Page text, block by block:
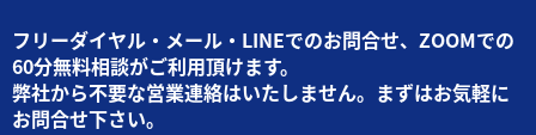
フリーダイヤル・メール・LINEでのお問合せ、ZOOMでの
60分無料相談がご利用頂けます。
弊社から不要な営業連絡はいたしません。まずはお気軽に
お問合せ下さい。